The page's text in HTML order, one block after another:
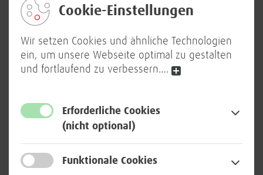
Cookie-Einstellungen
Wir setzen Cookies und ähnliche Technologien
ein, um unsere Webseite optimal zu gestalten
und fortlaufend zu verbessern.…
Erforderliche Cookies
(nicht optional)
Funktionale Cookies
Industrieumfeld oder im öffentlichen
Dienst von Vorteil
ITIL-Kenntnisse und Erfahrungen im
Bereich DGUV V3 von Vorteil
WIR BIETEN:
Durch abwechslungsreiche und